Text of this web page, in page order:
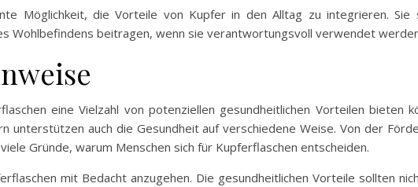
Möglichkeit, die Vorteile von Kupfer in den Alltag zu integrieren. Sie
Wohlbefindens beitragen, wenn sie verantwortungsvoll verwendet
eine Vielzahl von potenziellen gesundheitlichen Vorteilen bieten
unterstützen auch die Gesundheit auf verschiedene Weise. Von der
Gründe, warum Menschen sich für Kupferflaschen entscheiden.
mit Bedacht anzugehen. Die gesundheitlichen Vorteile sollten